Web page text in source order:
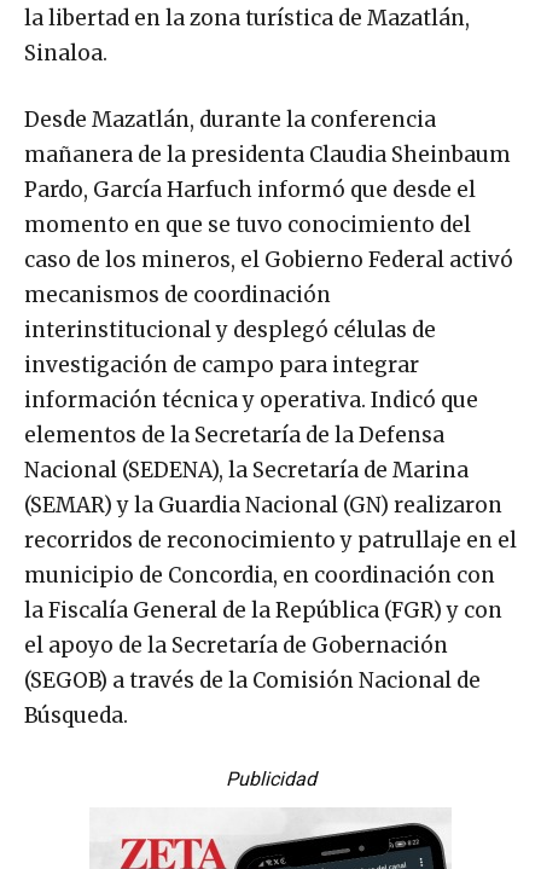
la libertad en la zona turística de Mazatlán,
Sinaloa.
Desde Mazatlán, durante la conferencia
mañanera de la presidenta Claudia Sheinbaum
Pardo, García Harfuch informó que desde el
momento en que se tuvo conocimiento del
caso de los mineros, el Gobierno Federal activó
mecanismos de coordinación
interinstitucional y desplegó células de
investigación de campo para integrar
información técnica y operativa. Indicó que
elementos de la Secretaría de la Defensa
Nacional (SEDENA), la Secretaría de Marina
(SEMAR) y la Guardia Nacional (GN) realizaron
recorridos de reconocimiento y patrullaje en el
municipio de Concordia, en coordinación con
la Fiscalía General de la República (FGR) y con
el apoyo de la Secretaría de Gobernación
(SEGOB) a través de la Comisión Nacional de
Búsqueda.
Publicidad